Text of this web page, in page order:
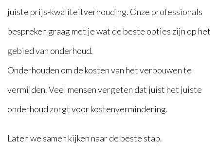
juiste prijs-kwaliteitverhouding. Onze professionals
bespreken graag met je wat de beste opties zijn op het
gebied van onderhoud.
Onderhouden om de kosten van het verbouwen te
vermijden. Veel mensen vergeten dat juist het juiste
onderhoud zorgt voor kostenvermindering.
Laten we samen kijken naar de beste stap. ​